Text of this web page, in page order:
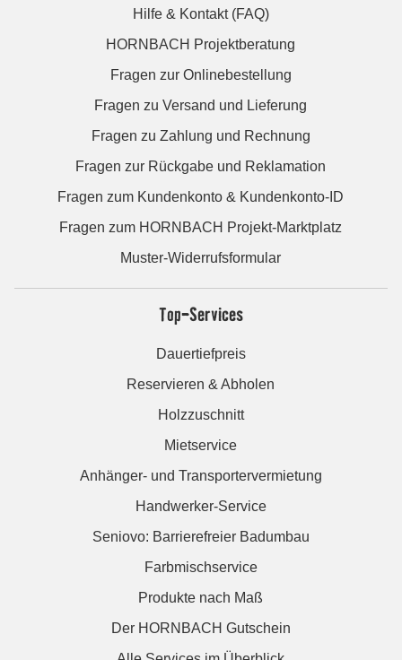
Hilfe & Kontakt (FAQ)
HORNBACH Projektberatung
Fragen zur Onlinebestellung
Fragen zu Versand und Lieferung
Fragen zu Zahlung und Rechnung
Fragen zur Rückgabe und Reklamation
Fragen zum Kundenkonto & Kundenkonto-ID
Fragen zum HORNBACH Projekt-Marktplatz
Muster-Widerrufsformular
Top-Services
Dauertiefpreis
Reservieren & Abholen
Holzzuschnitt
Mietservice
Anhänger- und Transportervermietung
Handwerker-Service
Seniovo: Barrierefreier Badumbau
Farbmischservice
Produkte nach Maß
Der HORNBACH Gutschein